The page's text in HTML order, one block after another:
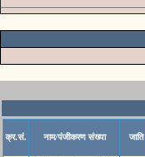
क्र.सं. नाम/पंजीकरण संख्या जाति